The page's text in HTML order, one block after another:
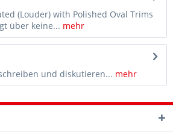
(Louder) with Polished Oval Trims
über keine... mehr
und diskutieren... mehr